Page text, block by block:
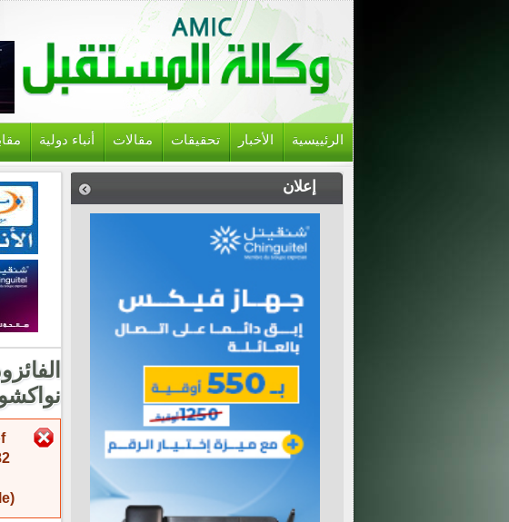
الرئييسية الأخبار تحقيقات مقالات أنباء دولية
إعلان
).